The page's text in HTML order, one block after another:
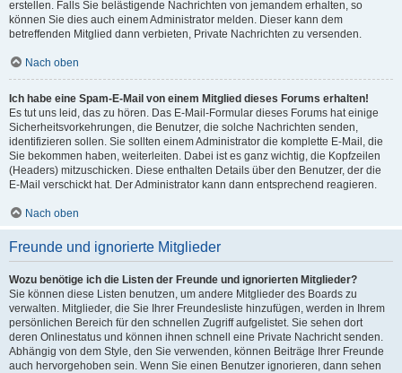
erstellen. Falls Sie belästigende Nachrichten von jemandem erhalten, so
können Sie dies auch einem Administrator melden. Dieser kann dem
betreffenden Mitglied dann verbieten, Private Nachrichten zu versenden.
Nach oben
Ich habe eine Spam-E-Mail von einem Mitglied dieses Forums erhalten!
Es tut uns leid, das zu hören. Das E-Mail-Formular dieses Forums hat einige
Sicherheitsvorkehrungen, die Benutzer, die solche Nachrichten senden,
identifizieren sollen. Sie sollten einem Administrator die komplette E-Mail, die
Sie bekommen haben, weiterleiten. Dabei ist es ganz wichtig, die Kopfzeilen
(Headers) mitzuschicken. Diese enthalten Details über den Benutzer, der die
E-Mail verschickt hat. Der Administrator kann dann entsprechend reagieren.
Nach oben
Freunde und ignorierte Mitglieder
Wozu benötige ich die Listen der Freunde und ignorierten Mitglieder?
Sie können diese Listen benutzen, um andere Mitglieder des Boards zu
verwalten. Mitglieder, die Sie Ihrer Freundesliste hinzufügen, werden in Ihrem
persönlichen Bereich für den schnellen Zugriff aufgelistet. Sie sehen dort
deren Onlinestatus und können ihnen schnell eine Private Nachricht senden.
Abhängig von dem Style, den Sie verwenden, können Beiträge Ihrer Freunde
auch hervorgehoben sein. Wenn Sie einen Benutzer ignorieren, dann sehen